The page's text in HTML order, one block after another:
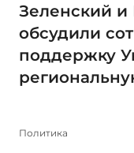
Зеленский и
обсудили
поддержку
Политика